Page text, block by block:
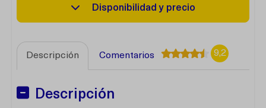
Disponibilidad y precio
Descripción Comentarios 9,2
Descripción